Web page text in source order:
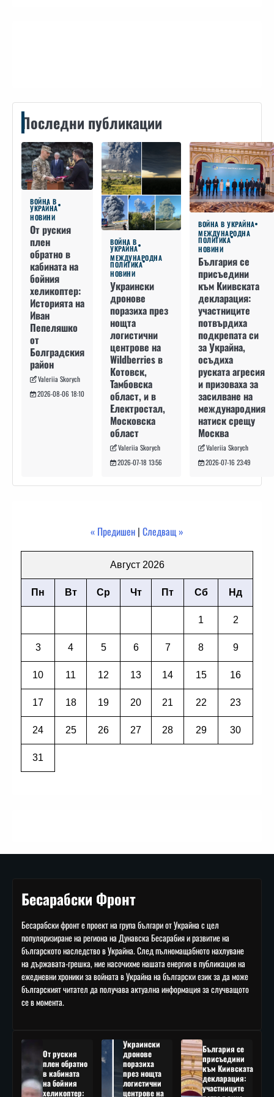
Последни публикации
ВОЙНА В
УКРАЙНА
НОВИНИ
От руския
плен
обратно в
кабината на
бойния
хеликоптер:
Историята на
Иван
Пепеляшко
от
Болградския
район
Valeriia Skorych
2026-08-06 18:10
ВОЙНА В
УКРАЙНА
МЕЖДУНАРОДНА
ПОЛИТИКА
НОВИНИ
Украински
дронове
поразиха през
нощта
логистични
центрове на
Wildberries в
Котовск,
Тамбовска
област, и в
Електростал,
Московска
област
Valeriia Skorych
2026-07-18 13:56
ВОЙНА В УКРАЙНА
МЕЖДУНАРОДНА
ПОЛИТИКА
НОВИНИ
България се
присъедини
към Киивската
декларация:
участниците
потвърдиха
подкрепата си
за Украйна,
осъдиха
руската агресия
и призоваха за
засилване на
международния
натиск срещу
Москва
Valeriia Skorych
2026-07-16 23:49
« Предишен | Следващ »
Август 2026
Пн Вт Ср Чт Пт Сб Нд
1 2
3 4 5 6 7 8 9
10 11 12 13 14 15 16
17 18 19 20 21 22 23
24 25 26 27 28 29 30
31
Бесарабски Фронт
Бесарабски фронт е проект на група българи от Украйна с цел
популяризиране на региона на Дунавска Бесарабия и развитие на
българското наследство в Украйна. След пълномащабното нахлуване
на държавата-грешка, ние насочихме нашата енергия в публикация на
ежедневни хроники за войната в Украйна на български език за да може
българският читател да получава актуална информация за случващото
се в момента.
От руския
плен обратно
в кабината
на бойния
хеликоптер:
Украински
дронове
поразиха
през нощта
логистични
центрове на
България се
присъедини
към Киивската
декларация:
участниците